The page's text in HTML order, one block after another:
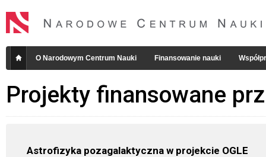
O Narodowym Centrum Nauki Finansowanie nauki
Projekty finansowane
Astrofizyka pozagalaktyczna w projekcie OGLE